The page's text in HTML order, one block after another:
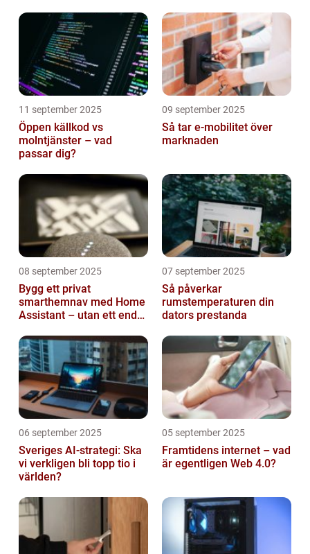
11 september 2025
Öppen källkod vs
molntjänster – vad
passar dig?
09 september 2025
Så tar e-mobilitet över
marknaden
08 september 2025
Bygg ett privat
smarthemnav med Home
Assistant – utan ett enda
07 september 2025
Så påverkar
rumstemperaturen din
dators prestanda
06 september 2025
Sveriges AI-strategi: Ska
vi verkligen bli topp tio i
världen?
05 september 2025
Framtidens internet – vad
är egentligen Web 4.0?